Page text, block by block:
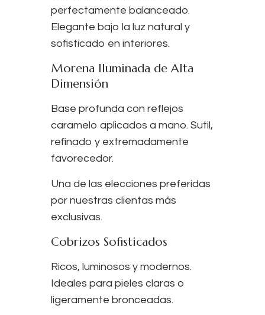
perfectamente balanceado.
Elegante bajo la luz natural y
sofisticado en interiores.
Morena Iluminada de Alta
Dimensión
Base profunda con reflejos
caramelo aplicados a mano. Sutil,
refinado y extremadamente
favorecedor.
Una de las elecciones preferidas
por nuestras clientas más
exclusivas.
Cobrizos Sofisticados
Ricos, luminosos y modernos.
Ideales para pieles claras o
ligeramente bronceadas.